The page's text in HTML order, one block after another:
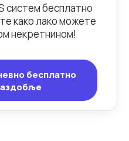
систем бесплатно
како лако можете
некретнином!
бесплатно